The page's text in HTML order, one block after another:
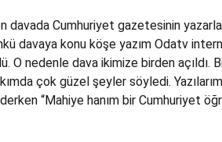
davada Cumhuriyet gazetesinin
davaya konu köşe yazım Odatv
O nedenle dava ikimize birden açıldı.
çok güzel şeyler söyledi.
“Mahiye hanım bir Cumhuriyet